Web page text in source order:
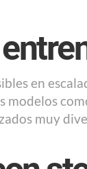
en
modelos
muy